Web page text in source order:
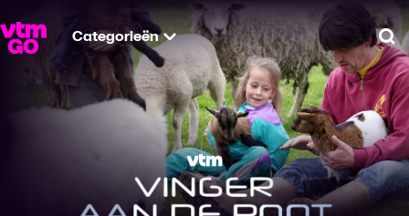
Categorieën
Vinger aan de Poot